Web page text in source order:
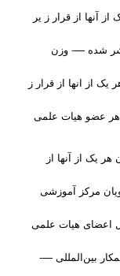
آنها از قرار ز یر
شده —- وزن
از انها از قرار ز
هر عضو هیات علمی
یک از آنها از
مرکز آموزشی
اعضای هیات علمی
بین‌المللی —-